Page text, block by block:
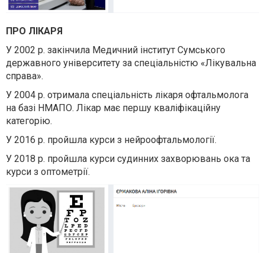
ПРО ЛІКАРЯ
У 2002 р. закінчила Медичний інститут Сумського
державного університету за спеціальністю «Лікувальна
справа».
У 2004 р. отримала спеціальність лікаря офтальмолога
на базі НМАПО. Лікар має першу кваліфікаційну
категорію.
У 2016 р. пройшла курси з нейроофтальмології.
У 2018 р. пройшла курси судинних захворювань ока та
курси з оптометрії.